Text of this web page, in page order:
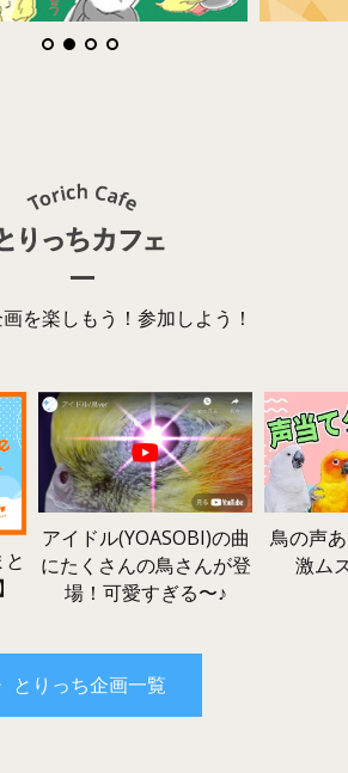
を楽しもう！参加しよう！
アイドル(YOASOBI)の曲
にたくさんの鳥さんが登
場！可愛すぎる〜♪
鳥の声
激ム
とりっち企画一覧